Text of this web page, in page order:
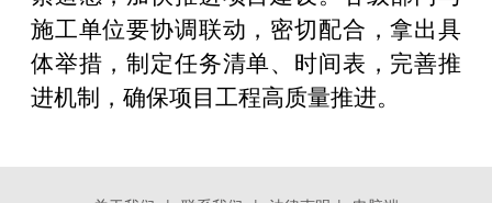
施工单位要协调联动，密切配合，拿出具
体举措，制定任务清单、时间表，完善推
进机制，确保项目工程高质量推进。